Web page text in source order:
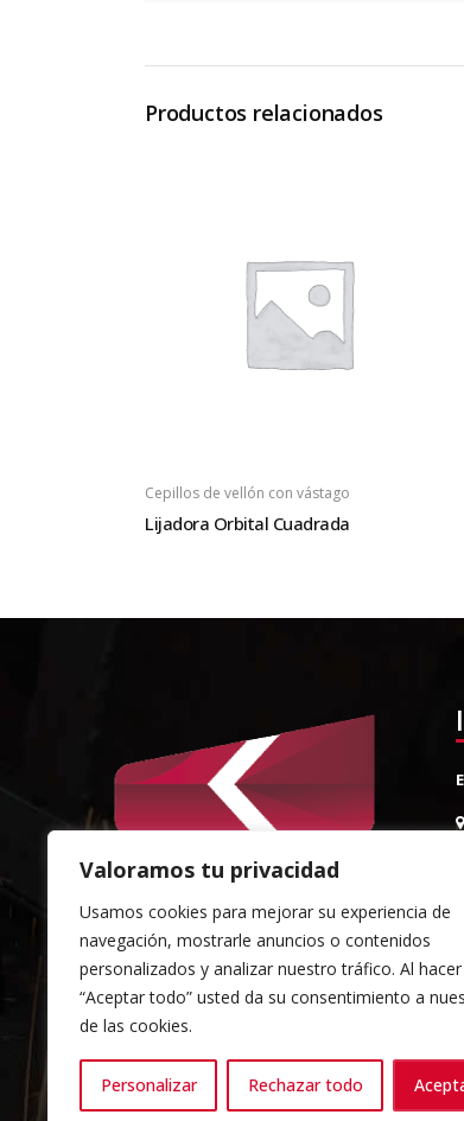
Valoramos tu privacidad
Usamos cookies para mejorar su experiencia de
navegación, mostrarle anuncios o contenidos
personalizados y analizar nuestro tráfico. Al hacer
“Aceptar todo” usted da su consentimiento a
de las cookies.
Personalizar Rechazar todo
Productos relacionados
Cepillos de vellón con vástago
Lijadora Orbital Cuadrada